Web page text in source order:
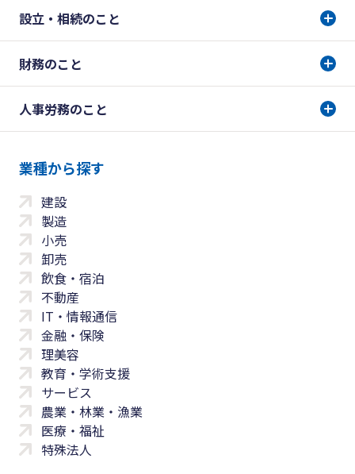
設立・相続のこと
財務のこと
人事労務のこと
業種から探す
建設
製造
小売
卸売
飲食・宿泊
不動産
IT・情報通信
金融・保険
理美容
教育・学術支援
サービス
農業・林業・漁業
医療・福祉
特殊法人